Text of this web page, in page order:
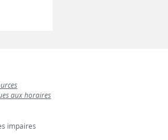
aux horaires
impaires